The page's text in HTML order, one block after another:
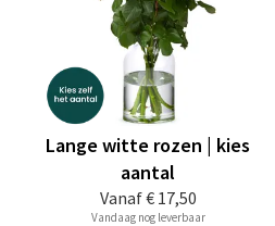
Vanaf€ 17,50
Lange witte rozen | kies
aantal
Vandaag nog leverbaar